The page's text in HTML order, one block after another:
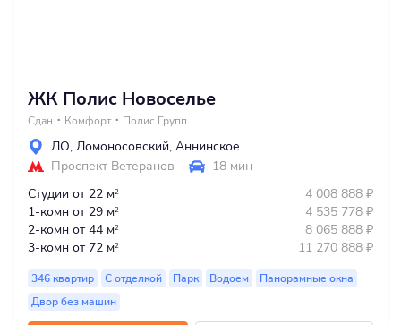
ЖК Полис Новоселье
Сдан Комфорт Полис Групп
ЛО, Ломоносовский, Аннинское
Проспект Ветеранов
18 мин
Студии от 22 м2 4 008 888 ₽
1-комн от 29 м2 4 535 778 ₽
2-комн от 44 м2 8 065 888 ₽
3-комн от 72 м2 11 270 888 ₽
346 квартир С отделкой Парк Водоем
Панорамные окна
Двор без машин